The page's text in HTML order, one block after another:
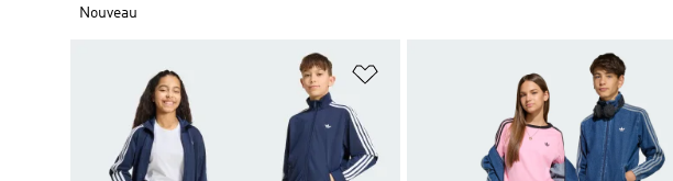
Nouveau
Ajouter à la Liste de produits favoris